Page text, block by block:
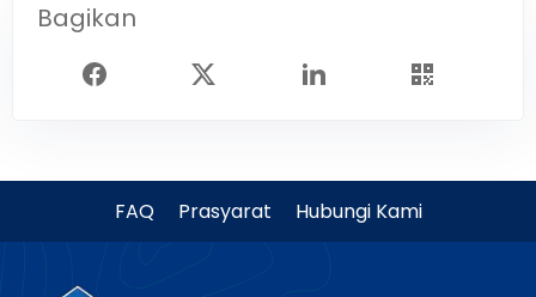
Bagikan
FAQ Prasyarat Hubungi Kami